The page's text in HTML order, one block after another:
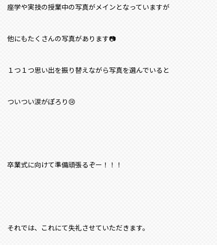
座学や実技の授業中の写真がメインとなっていますが
他にもたくさんの写真があります📷
１つ１つ思い出を振り替えながら写真を選んでいると
ついつい涙がぽろり😢
卒業式に向けて準備頑張るぞー！！！
それでは、これにて失礼させていただきます。